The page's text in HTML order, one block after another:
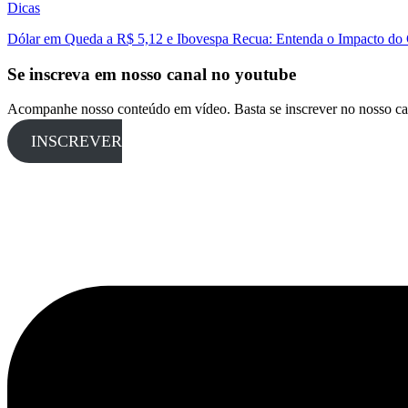
Dicas
Dólar em Queda a R$ 5,12 e Ibovespa Recua: Entenda o Impacto
Se inscreva em nosso canal no youtube
Acompanhe nosso conteúdo em vídeo. Basta se inscrever no nosso
INSCREVER